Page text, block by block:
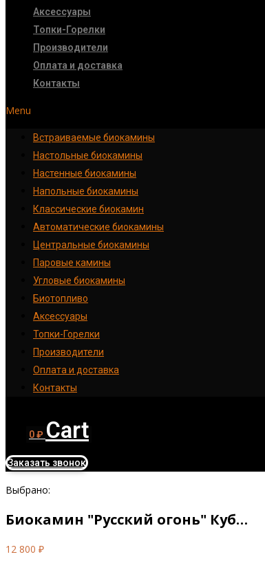
Аксессуары
Топки-Горелки
Производители
Оплата и доставка
Контакты
Menu
Встраиваемые биокамины
Настoльные биокамины
Настенные биокамины
Напольные биокамины
Классические биокамин
Автоматические биокамины
Центральные биокамины
Паровые камины
Угловые биокамины
Биотопливо
Аксессуары
Топки-Горелки
Производители
Оплата и доставка
Контакты
0₽ Cart
Заказать звонок
Выбрано:
Биокамин "Русский огонь" Куб…
12 800 ₽